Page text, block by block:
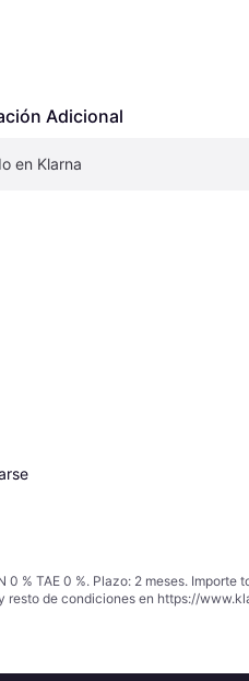
Adicional
en Klarna
TAE 0 %. Plazo: 2 meses.
resto de condiciones en https://